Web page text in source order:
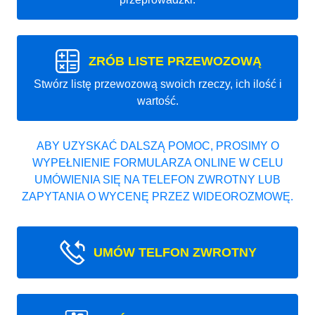
ZRÓB LISTE PRZEWOZOWĄ
Stwórz listę przewozową swoich rzeczy, ich ilość i
wartość.
ABY UZYSKAĆ DALSZĄ POMOC, PROSIMY O
WYPEŁNIENIE FORMULARZA ONLINE W CELU
UMÓWIENIA SIĘ NA TELEFON ZWROTNY LUB
ZAPYTANIA O WYCENĘ PRZEZ WIDEOROZMOWĘ.
UMÓW TELFON ZWROTNY